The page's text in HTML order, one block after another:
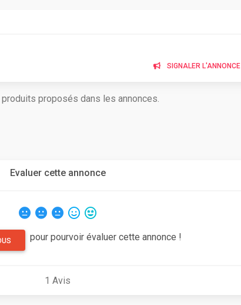
SIGNALER L'ANNONCE
proposés dans les annonces.
Evaluer cette annonce
pour pourvoir évaluer cette annonce !
1 Avis